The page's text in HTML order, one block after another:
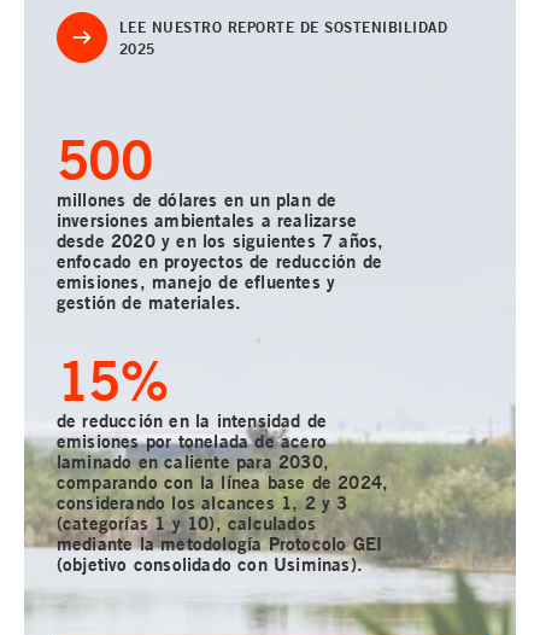
LEE NUESTRO REPORTE DE SOSTENIBILIDAD
2025
500
millones de dólares en un plan de
inversiones ambientales a realizarse
desde 2020 y en los siguientes 7 años,
enfocado en proyectos de reducción de
emisiones, manejo de efluentes y
gestión de materiales.
15%
de reducción en la intensidad de
emisiones por tonelada de acero
laminado en caliente para 2030,
comparando con la línea base de 2024,
considerando los alcances 1, 2 y 3
(categorías 1 y 10), calculados
mediante la metodología Protocolo GEI
(objetivo consolidado con Usiminas).